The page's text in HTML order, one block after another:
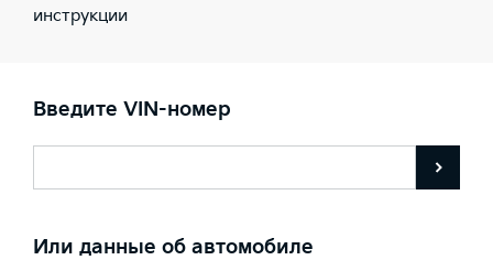
инструкции
Введите VIN-номер
Или данные об автомобиле